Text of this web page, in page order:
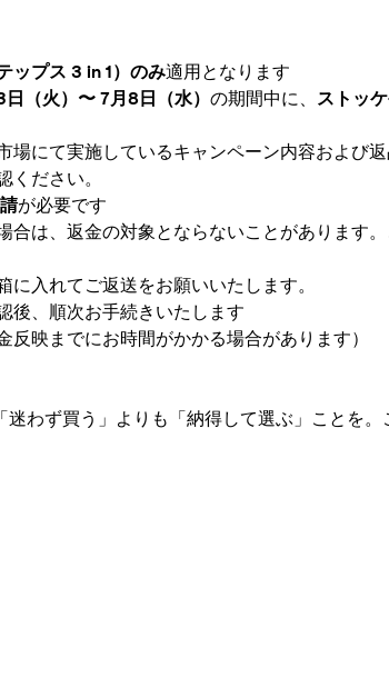
ップス 3 in 1）のみ適用となります
（火）〜 7月8日（水） の期間中に、 ストッ
場にて実施しているキャンペーン内容および
ください。
が必要です
合は、返金の対象とならないことがあります
に入れてご返送をお願いいたします。
後、順次お手続きいたします
反映までにお時間がかかる場合があります）
わず買う」よりも「納得して選ぶ」ことを